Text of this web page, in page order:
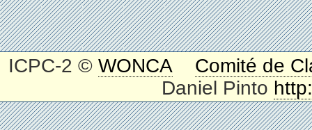
ICPC-2 ©WONCA
Comité de
Daniel Pinto